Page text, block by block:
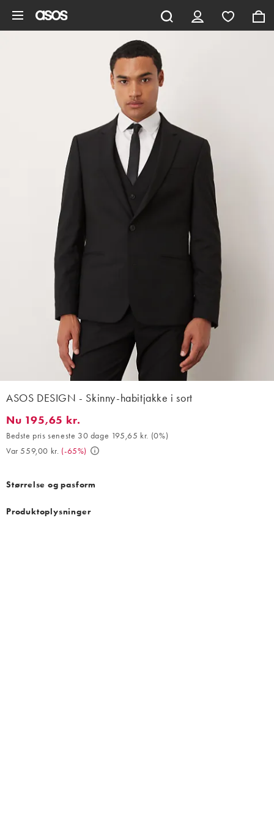
ASOS DESIGN - Skinny-habitjakke i sort
Nu 195,65 kr.. Bedste pris seneste 30 dage 195,65 kr. (0%).
Nu 195,65 kr.
Bedste pris seneste 30 dage 195,65 kr. (0%)
Var 559,00 kr. (-65%)
Størrelse og pasform
Produktoplysninger